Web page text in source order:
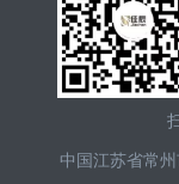
中国江苏省常